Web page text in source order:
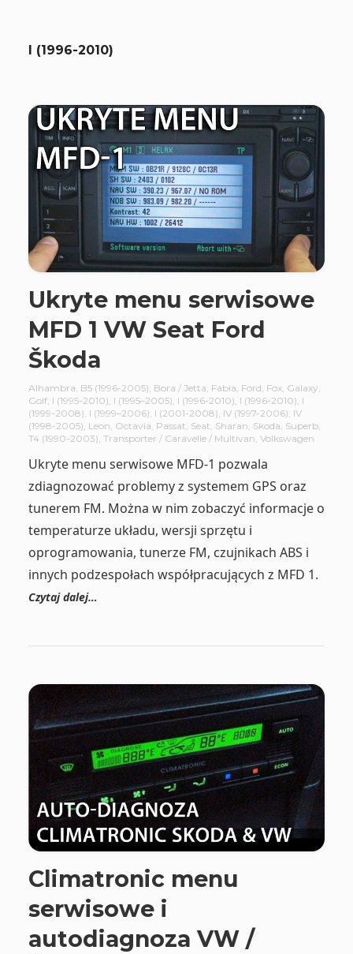
I (1996-2010)
Ukryte menu serwisowe
MFD 1 VW Seat Ford
Škoda
Alhambra B5 (1996-2005) Bora / Jetta Fabia Ford Fox, Galaxy
Golf, I (1995-2010) I (1995–2005) I (1996-2010) I (1996-2010) I
(1999-2008) I (1999–2006) I (2001-2008) IV (1997-2006) IV
(1998-2005) Leon Octavia Passat Seat Sharan Skoda Superb,
T4 (1990-2003) Transporter / Caravelle / Multivan Volkswagen
Ukryte menu serwisowe MFD-1 pozwala
zdiagnozować problemy z systemem GPS oraz
tunerem FM. Można w nim zobaczyć informacje o
temperaturze układu, wersji sprzętu i
oprogramowania, tunerze FM, czujnikach ABS i
innych podzespołach współpracujących z MFD 1.
Czytaj dalej…
Climatronic menu
serwisowe i
autodiagnoza VW /